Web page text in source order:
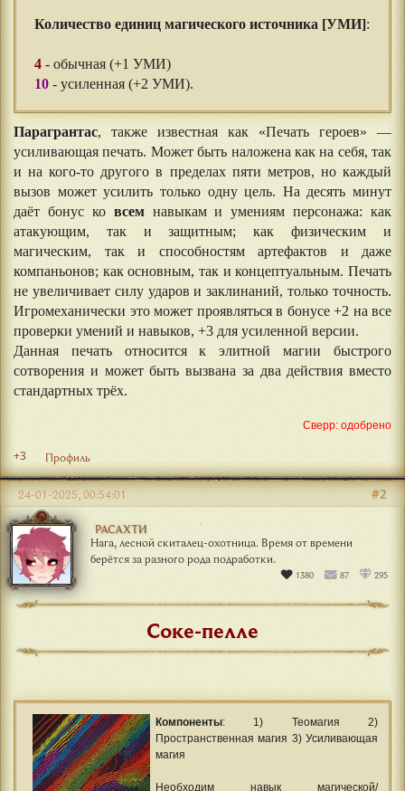
Количество единиц магического источника [УМИ]:
4- обычная (+1 УМИ)
10- усиленная (+2 УМИ).
Парагрантас, также известная как «Печать героев» —
усиливающая печать. Может быть наложена как на себя, так
и на кого-то другого в пределах пяти метров, но каждый
вызов может усилить только одну цель. На десять минут
даёт бонус ко всемнавыкам и умениям персонажа: как
атакующим, так и защитным; как физическим и
магическим, так и способностям артефактов и даже
компаньонов; как основным, так и концептуальным. Печать
не увеличивает силу ударов и заклинаний, только точность.
Игромеханически это может проявляться в бонусе +2 на все
проверки умений и навыков, +3 для усиленной версии.
Данная печать относится к элитной магии быстрого
сотворения и может быть вызвана за два действия вместо
стандартных трёх.
Сверр: одобрено
+3 Профиль
РАСАХТИ
Нага, лесной скиталец-охотница. Время от времени
берётся за разного рода подработки.
1380 87 295
#2
24-01-2025, 00:54:01
Соке-пелле
Компоненты: 1) Теомагия 2)
Пространственная магия 3) Усиливающая
магия
Необходим навык магической/